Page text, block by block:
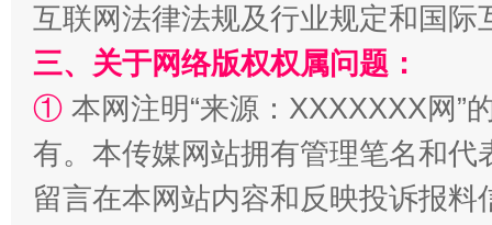
全民健身五年计划来了！等你上场
互联网法律法规及行业规定和国
三、关于网络版权权属问题：
① 本网注明“来源：XXXXXXX网”
有。本传媒网站拥有管理笔名和
留言在本网站内容和反映投诉报